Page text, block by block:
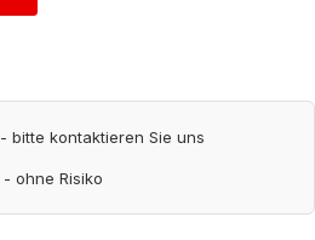
- bitte kontaktieren Sie uns
- ohne Risiko